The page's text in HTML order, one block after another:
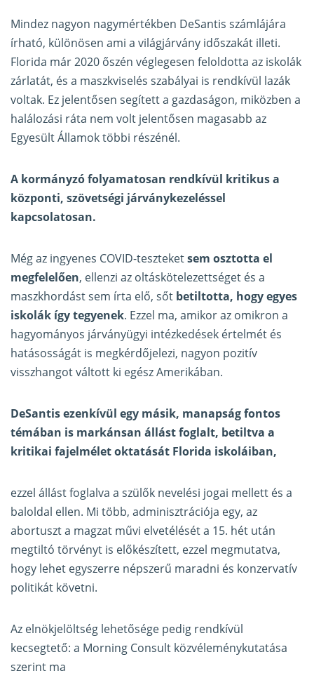
Mindez nagyon nagymértékben DeSantis számlájára
írható, különösen ami a világjárvány időszakát illeti.
Florida már 2020 őszén véglegesen feloldotta az iskolák
zárlatát, és a maszkviselés szabályai is rendkívül lazák
voltak. Ez jelentősen segített a gazdaságon, miközben a
halálozási ráta nem volt jelentősen magasabb az
Egyesült Államok többi részénél.
A kormányzó folyamatosan rendkívül kritikus a
központi, szövetségi járványkezeléssel
kapcsolatosan.
Még az ingyenes COVID-teszteketsem osztotta el
megfelelően, ellenzi az oltáskötelezettséget és a
maszkhordást sem írta elő, sőt betiltotta, hogy egyes
iskolák így tegyenek. Ezzel ma, amikor az omikron a
hagyományos járványügyi intézkedések értelmét és
hatásosságát is megkérdőjelezi, nagyon pozitív
visszhangot váltott ki egész Amerikában.
DeSantis ezenkívül egy másik, manapság fontos
témában is markánsan állást foglalt, betiltva a
kritikai fajelmélet oktatását Florida iskoláiban,
ezzel állást foglalva a szülők nevelési jogai mellett és a
baloldal ellen. Mi több, adminisztrációja egy, az
abortuszt a magzat művi elvetélését a 15. hét után
megtiltó törvényt is előkészített, ezzel megmutatva,
hogy lehet egyszerre népszerű maradni és konzervatív
politikát követni.
Az elnökjelöltség lehetősége pedig rendkívül
kecsegtető: a Morning Consult közvéleménykutatása
szerint ma